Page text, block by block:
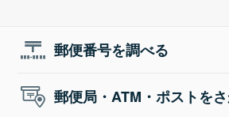
郵便番号を調べる
郵便局・ATM・ポストを